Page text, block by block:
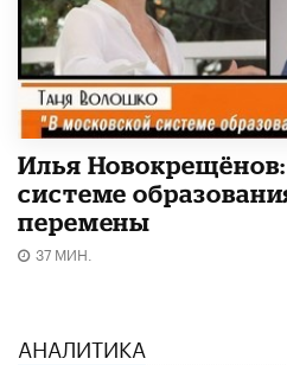
Илья
системе
перемены
37 МИН.
АНАЛИТИКА